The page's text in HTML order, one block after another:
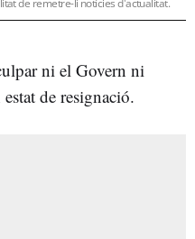
de remetre-li notícies d'actualitat.
ni el Govern ni
de resignació.